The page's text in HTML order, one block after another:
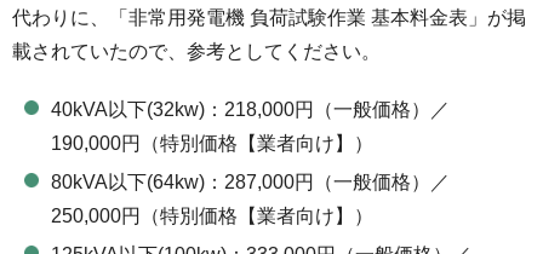
代わりに、「非常用発電機 負荷試験作業 基本料金表」が掲
載されていたので、参考としてください。
40kVA以下(32kw)：218,000円（一般価格）／
190,000円（特別価格【業者向け】）
80kVA以下(64kw)：287,000円（一般価格）／
250,000円（特別価格【業者向け】）